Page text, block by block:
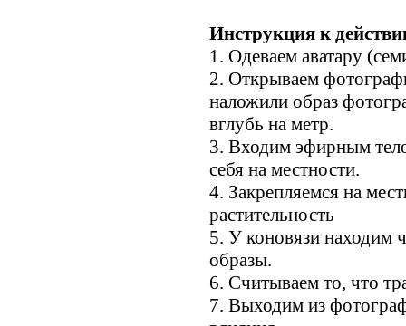
Инструкция к
1. Одеваем аватару
2. Открываем
наложили образ
вглубь на метр.
3. Входим эфирным
себя на местности.
4. Закрепляемся на
растительность
5. У коновязи находим
образы.
6. Считываем то, что
7. Выходим из